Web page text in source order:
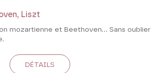
Liszt
mozartienne et Beethoven… Sans oublier
DÉTAILS